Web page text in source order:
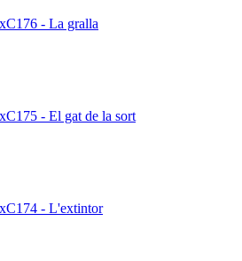
- La gralla
- El gat de la sort
- L'extintor